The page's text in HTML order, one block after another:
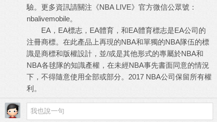
驗。更多資訊請關注《NBA LIVE》官方微信公眾號：
nbalivemobile。
EA，EA標志，EA體育，和EA體育標志是EA公司的
注冊商標。在此產品上再現的NBA和單獨的NBA隊伍的標
識是商標和版權設計，並/或是其他形式的專屬於NBA和
NBA各毬隊的知識產權，在未經NBA事先書面同意的情況
下，不得隨意使用全部或部分。2017 NBA公司保留所有權
利。